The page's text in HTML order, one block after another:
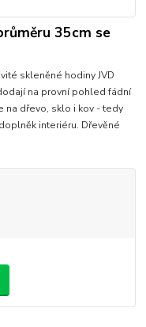
35cm se
skleněné hodiny JVD
na provní pohled fádní
na dřevo, sklo i kov - tedy
interiéru. Dřevěné